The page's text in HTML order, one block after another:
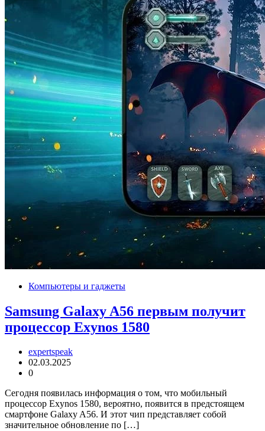
Компьютеры и гаджеты
Samsung Galaxy A56 первым получит
процессор Exynos 1580
expertspeak
02.03.2025
0
Сегодня появилась информация о том, что мобильный
процессор Exynos 1580, вероятно, появится в предстоящем
смартфоне Galaxy A56. И этот чип представляет собой
значительное обновление по […]